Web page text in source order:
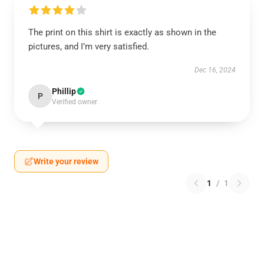
The print on this shirt is exactly as shown in the
pictures, and I’m very satisfied.
Dec 16, 2024
P Phillip
Verified owner
Write your review
1 / 1